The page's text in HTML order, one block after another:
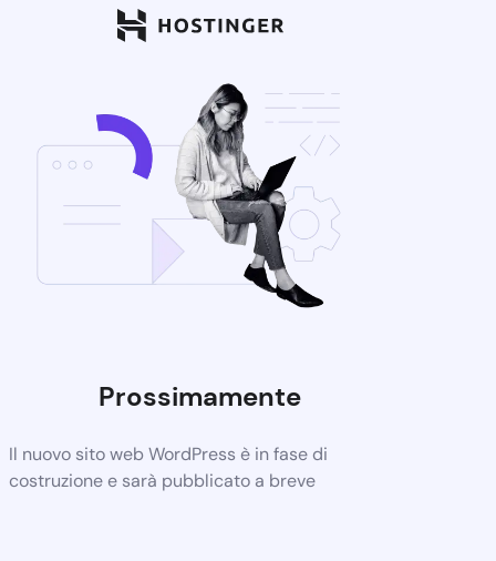
Prossimamente
Il nuovo sito web WordPress è in fase di
costruzione e sarà pubblicato a breve